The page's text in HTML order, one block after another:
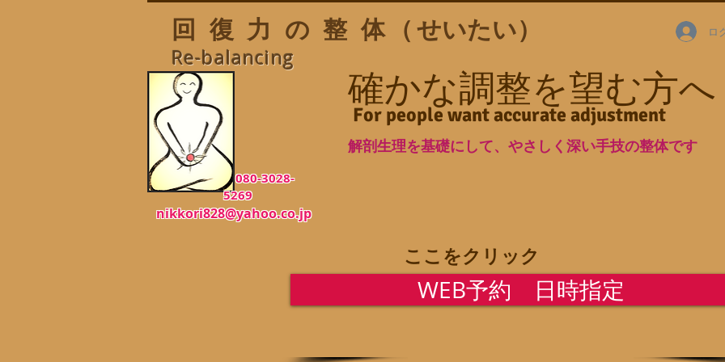
回復力の整 体（せいたい）
Re-balancing
ロ
解剖生理を基礎にして、やさしく深い手技の整体です
080-3028-
5269
nikkori828@yahoo.co.jp
​確かな調整を望む方へ
For people want accurate adjustment
​ここをクリック
WEB予約 日時指定